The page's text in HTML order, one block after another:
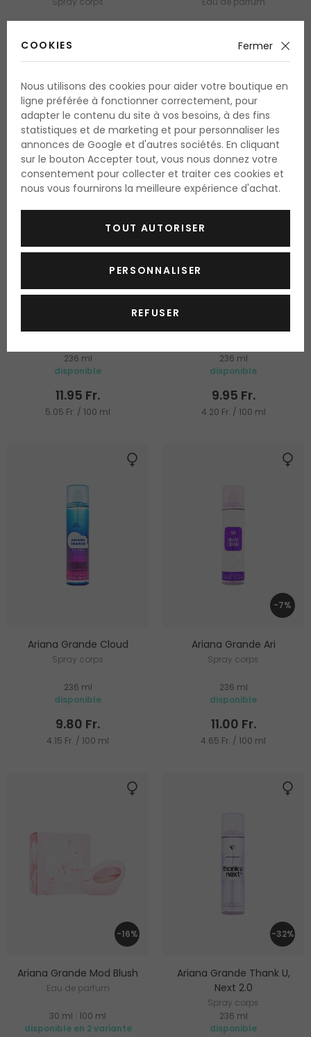
disponible
11.95 Fr.
5.05 Fr. / 100 ml
disponible
39.60 Fr.
39.60 Fr. / 100 ml
-15%
Ariana Grande Moonlight
Spray corps
236 ml
disponible
11.95 Fr.
5.05 Fr. / 100 ml
Ariana Grande Sweet Like
Candy
236 ml
disponible
9.95 Fr.
4.20 Fr. / 100 ml
Ariana Grande Cloud
Spray corps
236 ml
disponible
9.80 Fr.
4.15 Fr. / 100 ml
-7%
Ariana Grande Ari
Spray corps
236 ml
disponible
11.00 Fr.
4.65 Fr. / 100 ml
-16%
Ariana Grande Mod Blush
Eau de parfum
30 ml
100 ml
disponible en 2 variante
-32%
Ariana Grande Thank U,
Next 2.0
Spray corps
236 ml
disponible
COOKIES Fermer
Nous utilisons des cookies pour aider votre boutique en
ligne préférée à fonctionner correctement, pour
adapter le contenu du site à vos besoins, à des fins
statistiques et de marketing et pour personnaliser les
annonces de Google et d'autres sociétés. En cliquant
sur le bouton Accepter tout, vous nous donnez votre
consentement pour collecter et traiter ces cookies et
nous vous fournirons la meilleure expérience d'achat.
TOUT AUTORISER
PERSONNALISER
REFUSER